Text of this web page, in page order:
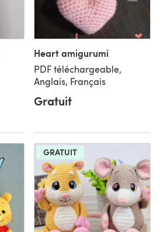
Heart amigurumi
PDF téléchargeable,
Anglais, Français
Gratuit
GRATUIT